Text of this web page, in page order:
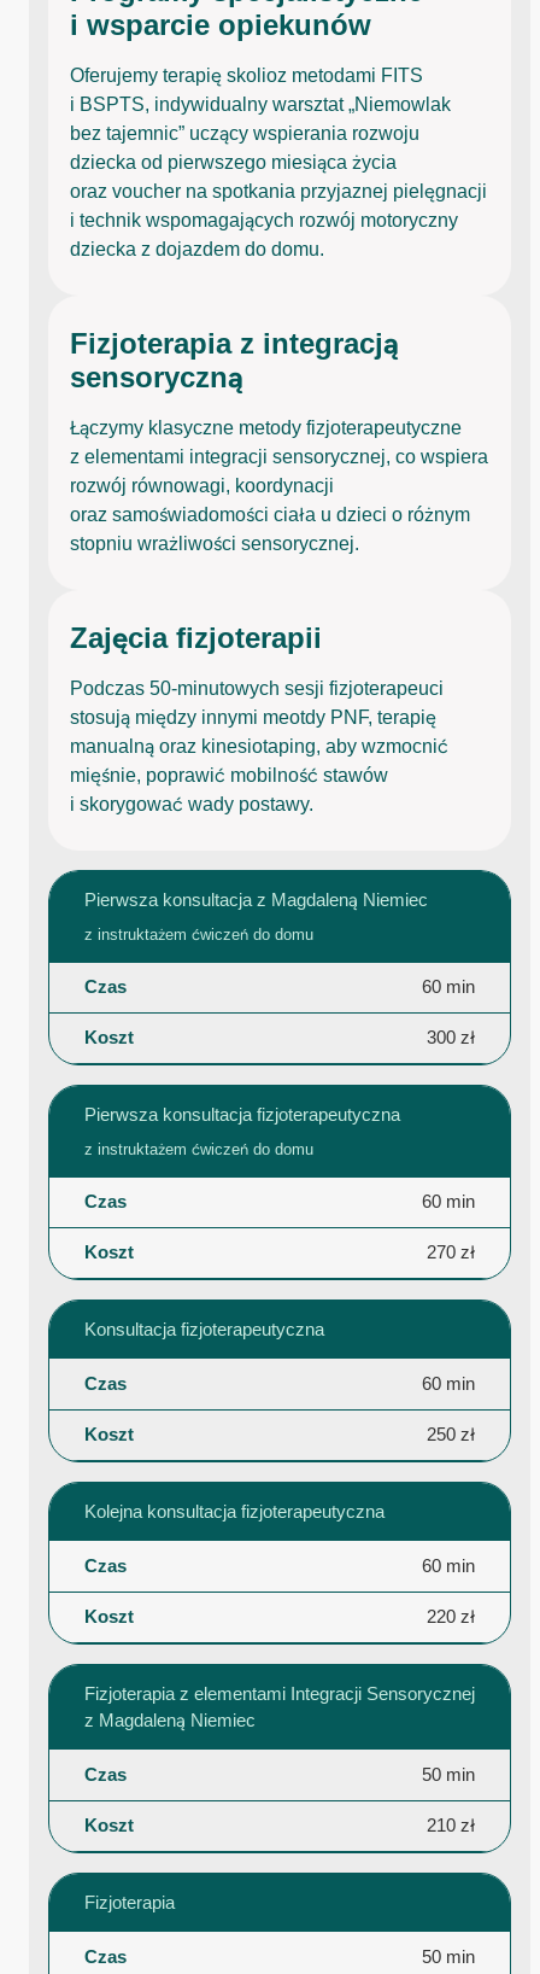
i wsparcie opiekunów
Oferujemy terapię skolioz metodami FITS
i BSPTS, indywidualny warsztat „Niemowlak
bez tajemnic” uczący wspierania rozwoju
dziecka od pierwszego miesiąca życia
oraz voucher na spotkania przyjaznej pielęgnacji
i technik wspomagających rozwój motoryczny
dziecka z dojazdem do domu.
Fizjoterapia z integracją
sensoryczną
Łączymy klasyczne metody fizjoterapeutyczne
z elementami integracji sensorycznej, co wspiera
rozwój równowagi, koordynacji
oraz samoświadomości ciała u dzieci o różnym
stopniu wrażliwości sensorycznej.
Zajęcia fizjoterapii
Podczas 50-minutowych sesji fizjoterapeuci
stosują między innymi meotdy PNF, terapię
manualną oraz kinesiotaping, aby wzmocnić
mięśnie, poprawić mobilność stawów
i skorygować wady postawy.
Pierwsza konsultacja z Magdaleną Niemiec
z instruktażem ćwiczeń do domu
60 min
300 zł
Pierwsza konsultacja fizjoterapeutyczna
z instruktażem ćwiczeń do domu
60 min
270 zł
Konsultacja fizjoterapeutyczna
60 min
250 zł
Kolejna konsultacja fizjoterapeutyczna
60 min
220 zł
Fizjoterapia z elementami Integracji Sensorycznej
z Magdaleną Niemiec
50 min
210 zł
Fizjoterapia
50 min